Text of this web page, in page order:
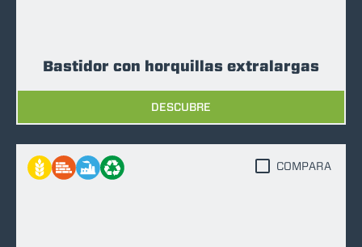
Bastidor con horquillas extralargas
DESCUBRE
COMPARA